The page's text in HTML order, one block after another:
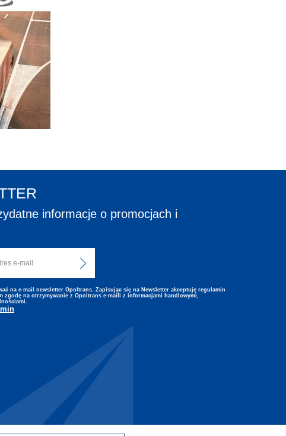
informacje o promocjach i
na e-mail newsletter Opoltrans. Zapisując się na Newsletter akceptuję regulamin
zgodę na otrzymywanie z Opoltrans e-maili z informacjami handlowymi,